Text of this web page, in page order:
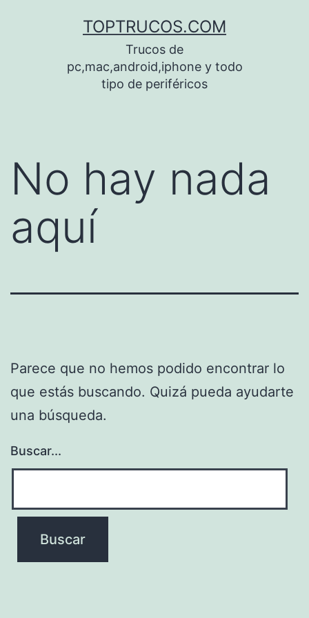
TOPTRUCOS.COM
Trucos de
pc,mac,android,iphone y todo
tipo de periféricos
No hay nada
aquí
Parece que no hemos podido encontrar lo
que estás buscando. Quizá pueda ayudarte
una búsqueda.
Buscar...